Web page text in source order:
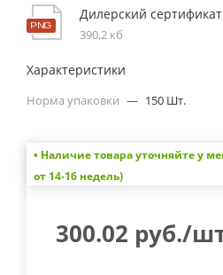
Дилерский сертификат
390,2 кб
Характеристики
Норма упаковки — 150 Шт.
• Наличие товара уточняйте у
от 14-16 недель)
300.02 руб./